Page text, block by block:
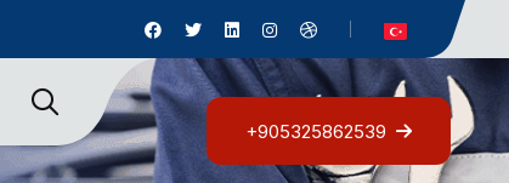
+905325862539